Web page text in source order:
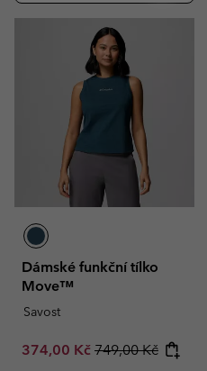
Dámské funkční tílko
Move™
Savost
Sale price:
374,00 Kč Regular price:
749,00 Kč